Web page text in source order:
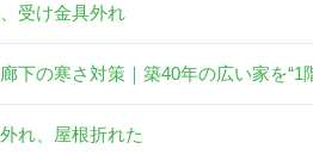
受け金具外れ
廊下の寒さ対策｜築40年の広い家を
れ、屋根折れた